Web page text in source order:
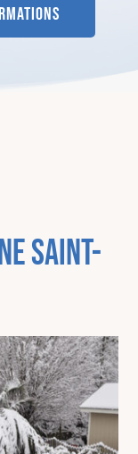
Saint-